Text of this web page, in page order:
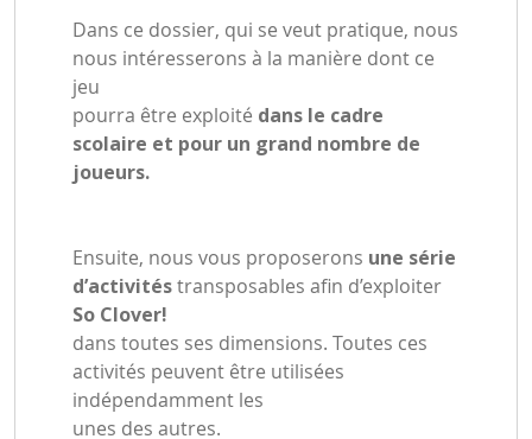
Dans ce dossier, qui se veut pratique, nous
nous intéresserons à la manière dont ce
jeu
pourra être exploité dans le cadre
scolaire et pour un grand nombre de
joueurs.
Ensuite, nous vous proposerons une série
d’activitéstransposables afin d’exploiter
So Clover!
dans toutes ses dimensions. Toutes ces
activités peuvent être utilisées
indépendamment les
unes des autres.